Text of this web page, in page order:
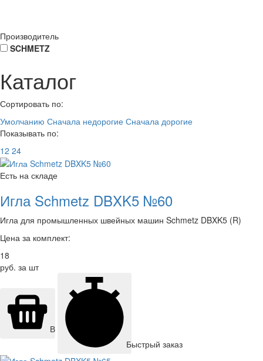
Производитель
SCHMETZ
Каталог
Сортировать по:
Умолчанию Сначала недорогие Сначала дорогие
Показывать по:
12 24
Есть на складе
Игла Schmetz DBXK5 №60
Игла для промышленных швейных машин Schmetz DBXK5 (R)
Цена за комплект:
18
руб. за шт
В корзину
Быстрый заказ